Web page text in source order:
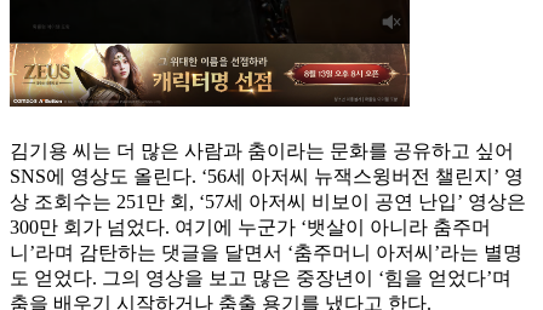
김기용 씨는 더 많은 사람과 춤이라는 문화를 공유하고 싶어
SNS에 영상도 올린다. ‘56세 아저씨 뉴잭스윙버전 챌린지’ 영
상 조회수는 251만 회, ‘57세 아저씨 비보이 공연 난입’ 영상은
300만 회가 넘었다. 여기에 누군가 ‘뱃살이 아니라 춤주머
니’라며 감탄하는 댓글을 달면서 ‘춤주머니 아저씨’라는 별명
도 얻었다. 그의 영상을 보고 많은 중장년이 ‘힘을 얻었다’며
춤을 배우기 시작하거나 춤출 용기를 냈다고 한다.